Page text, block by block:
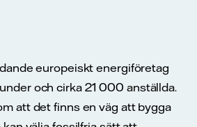
europeiskt energiföretag
och cirka 21 000 anställda.
att det finns en väg att bygga